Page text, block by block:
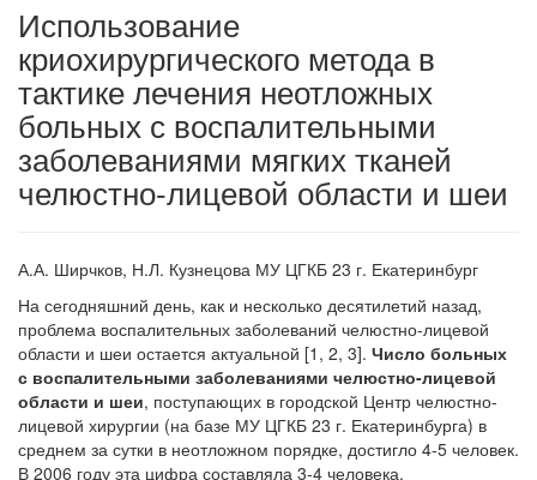
Использование
криохирургического метода в
тактике лечения неотложных
больных с воспалительными
заболеваниями мягких тканей
челюстно-лицевой области и шеи
А.А. Ширчков, Н.Л. Кузнецова МУ ЦГКБ 23 г. Екатеринбург
На сегодняшний день, как и несколько десятилетий назад,
проблема воспалительных заболеваний челюстно-лицевой
области и шеи остается актуальной [1, 2, 3]. Число больных
с воспалительными заболеваниями челюстно-лицевой
области и шеи, поступающих в городской Центр челюстно-
лицевой хирургии (на базе МУ ЦГКБ 23 г. Екатеринбурга) в
среднем за сутки в неотложном порядке, достигло 4-5 человек.
В 2006 году эта цифра составляла 3-4 человека.